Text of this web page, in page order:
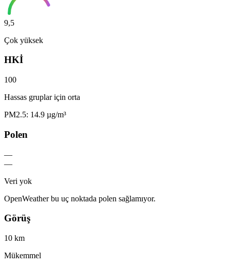
9,5
Çok yüksek
HKİ
100
Hassas gruplar için orta
PM2.5: 14.9 µg/m³
Polen
—
—
Veri yok
OpenWeather bu uç noktada polen sağlamıyor.
Görüş
10 km
Mükemmel